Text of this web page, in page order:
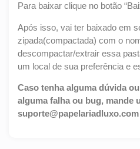
Para baixar clique no botão
Após isso, vai ter baixado em
zipada(compactada) com o
descompactar/extrair essa
um local de sua preferência e
Caso tenha alguma dúvida
alguma falha ou bug, mande
suporte@papelariadluxo.com